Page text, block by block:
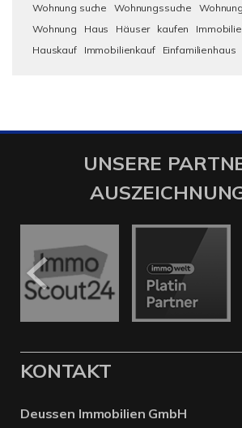
Wohnung suche
Wohnungssuche
Wohnung
Haus Häuser kaufen Immobilie
Hauskauf
Immobilienkauf Einfamilienhaus
UNSERE
KONTAKT
Deussen Immobilien GmbH